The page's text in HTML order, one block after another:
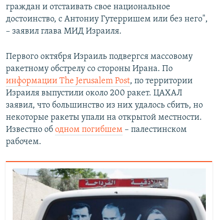
граждан и отстаивать свое национальное
достоинство, с Антониу Гутерришем или без него",
– заявил глава МИД Израиля.
Первого октября Израиль подвергся массовому
ракетному обстрелу со стороны Ирана. По
информации The Jerusalem Post, по территории
Израиля выпустили около 200 ракет. ЦАХАЛ
заявил, что большинство из них удалось сбить, но
некоторые ракеты упали на открытой местности.
Известно об одном погибшем – палестинском
рабочем.